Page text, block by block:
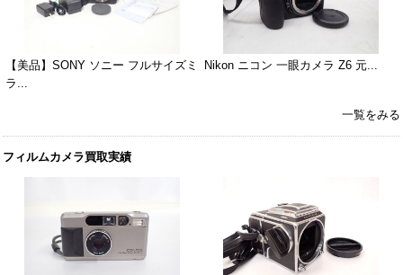
【美品】SONY ソニー フルサイズミ
ラ...
Nikon ニコン 一眼カメラ Z6 元...
一覧をみる
フィルムカメラ買取実績